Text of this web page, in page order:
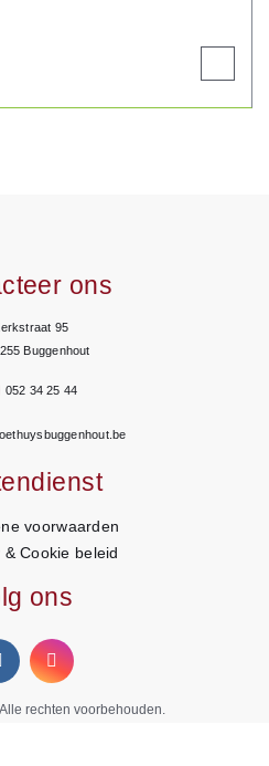
product
ons
95
Buggenhout
052 34 25 44
voorwaarden
& Cookie beleid
ons
rechten voorbehouden.